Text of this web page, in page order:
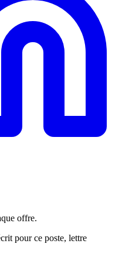
offre.
pour ce poste, lettre